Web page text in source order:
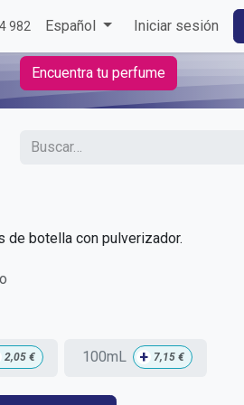
982 Español Iniciar sesión
Encuentra tu perfume
de botella con pulverizador.
2,05 € 100mL + 7,15 €